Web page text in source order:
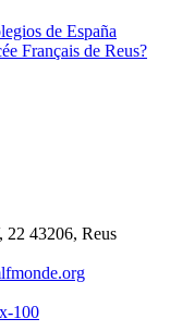
de España
Français de Reus?
22 43206, Reus